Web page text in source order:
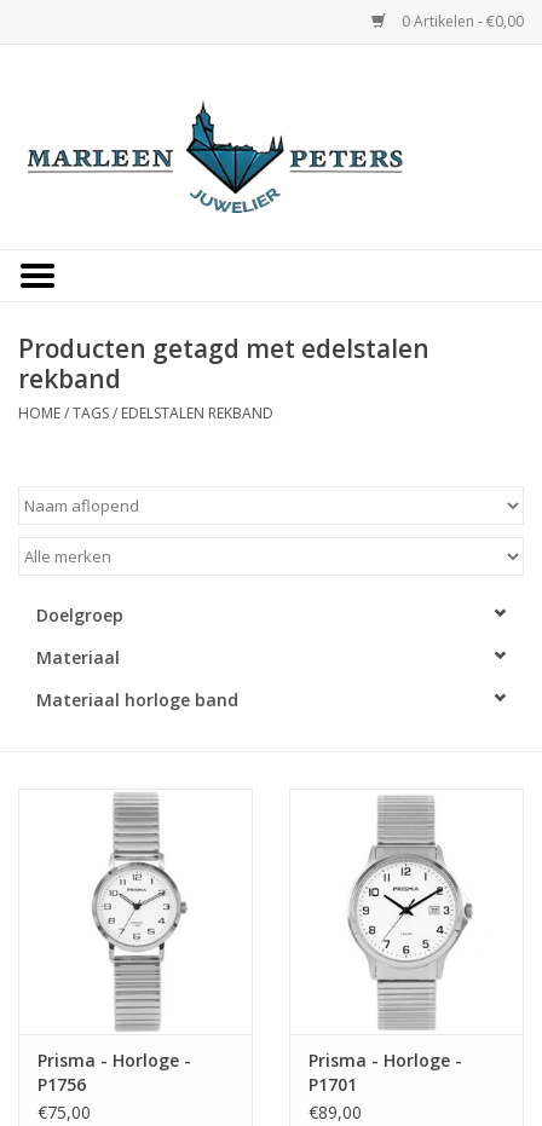
0 Artikelen - €0,00
Occasions
Cadeaukaarten
Producten getagd met edelstalen
rekband
HOME/TAGS/ EDELSTALEN REKBAND
Doelgroep
Materiaal
Materiaal horloge band
Prisma - Horloge -
P1756
€75,00
Prisma - Horloge -
P1701
€89,00